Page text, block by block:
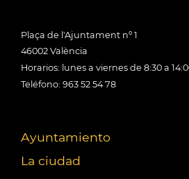
Plaça de l'Ajuntament nº 1
46002 València
Horarios: lunes a viernes de 8:30 a
Teléfono: 963 52 54 78
Ayuntamiento
La ciudad